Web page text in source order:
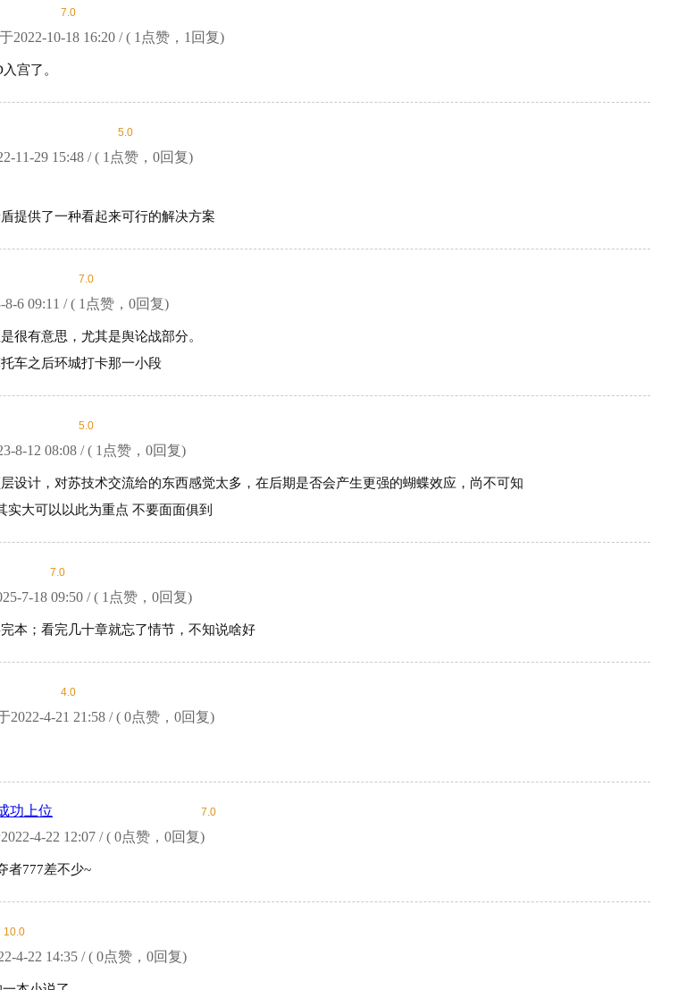
7.0
2022-10-18 16:20 / ( 1点赞，1回复)
宫了。
5.0
11-29 15:48 / ( 1点赞，0回复)
提供了一种看起来可行的解决方案
7.0
8-6 09:11 / ( 1点赞，0回复)
很有意思，尤其是舆论战部分。
车之后环城打卡那一小段
5.0
8-12 08:08 / ( 1点赞，0回复)
设计，对苏技术交流给的东西感觉太多，在后期是否会产生更强的蝴蝶效应，尚不可知
实大可以以此为重点 不要面面俱到
7.0
7-18 09:50 / ( 1点赞，0回复)
本；看完几十章就忘了情节，不知说啥好
4.0
2022-4-21 21:58 / ( 0点赞，0回复)
功上位 7.0
4-22 12:07 / ( 0点赞，0回复)
者777差不少~
10.0
4-22 14:35 / ( 0点赞，0回复)